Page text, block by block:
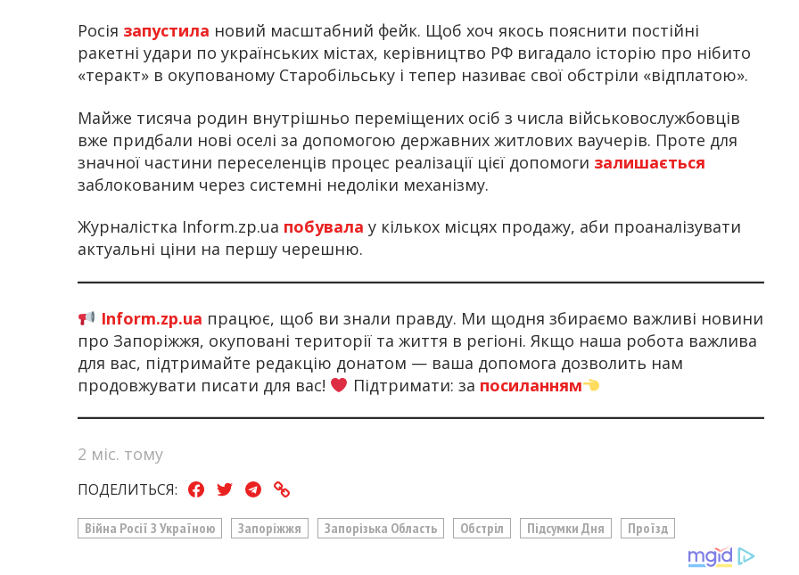
Росія запустила новий масштабний фейк. Щоб хоч якось пояснити постійні
ракетні удари по українських містах, керівництво РФ вигадало історію про нібито
«теракт» в окупованому Старобільську і тепер називає свої обстріли «відплатою».
Майже тисяча родин внутрішньо переміщених осіб з числа військовослужбовців
вже придбали нові оселі за допомогою державних житлових ваучерів. Проте для
значної частини переселенців процес реалізації цієї допомоги залишається
заблокованим через системні недоліки механізму.
Журналістка Inform.zp.ua побувала у кількох місцях продажу, аби проаналізувати
актуальні ціни на першу черешню.
Inform.zp.ua працює, щоб ви знали правду. Ми щодня збираємо важливі новини
про Запоріжжя, окуповані території та життя в регіоні. Якщо наша робота важлива
для вас, підтримайте редакцію донатом — ваша допомога дозволить нам
продовжувати писати для вас!
Підтримати: за посиланням
2 міс. тому
ПОДЕЛИТЬСЯ:
Війна Росії З Україною Запоріжжя Запорізька Область Обстріл Підсумки Дня Проїзд